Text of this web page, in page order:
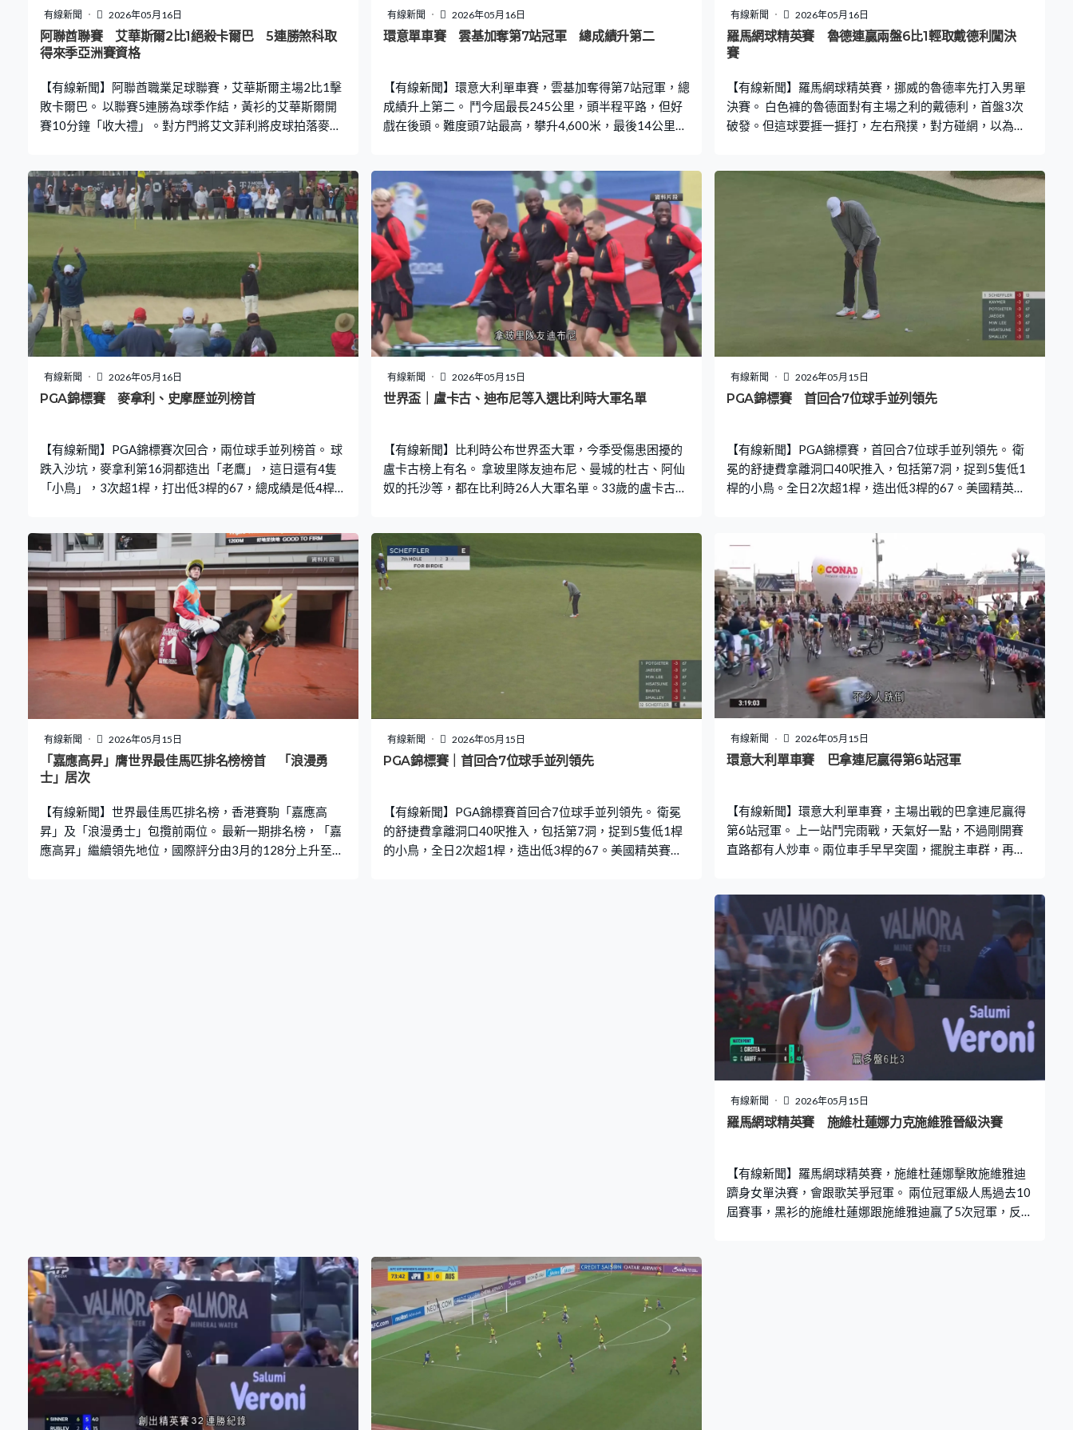
有線新聞 2026年05月16日
阿聯酋聯賽 艾華斯爾2比1絕殺卡爾巴 5連勝煞科取
得來季亞洲賽資格
【有線新聞】阿聯酋職業足球聯賽，艾華斯爾主場2比1擊
敗卡爾巴。 以聯賽5連勝為球季作結，黃衫的艾華斯爾開
賽10分鐘「收大禮」。對方門將艾文菲利將皮球拍落麥素
後的79分鐘，米基爾保查後備落場1分鐘，就為應屆季軍
艾華斯爾建功，贏2比1，取得來季亞洲賽資格。
有線新聞 2026年05月16日
環意單車賽 雲基加奪第7站冠軍 總成績升第二
【有線新聞】環意大利單車賽，雲基加奪得第7站冠軍，總
成績升上第二。 鬥今屆最長245公里，頭半程平路，但好
戲在後頭。難度頭7站最高，攀升4,600米，最後14公里一
先、穿上粉紅衫的艾拉里奧。 冠軍熱門雲基加今屆首次進
攻就無人能敵。倒數4.4公里擺脫柏利沙利，獨自領放。已
贏過兩屆環法、一屆環西總冠軍，只差環意集齊三大滿
貫。 最高達14%坡度繼續上，（雲基加）以13秒優勢贏得
第7站冠軍，總成績升上第二，落後榜首3分17秒。
有線新聞 2026年05月16日
羅馬網球精英賽 魯德連贏兩盤6比1輕取戴德利闖決
賽
【有線新聞】羅馬網球精英賽，挪威的魯德率先打入男單
決賽。 白色褲的魯德面對有主場之利的戴德利，首盤3次
破發。但這球要捱一捱打，左右飛撲，對方碰網，以為是
首盤大勝6比1。 戴德利16強反勝施維列夫，8強鬥足三
盤、打到當地凌晨2時擊敗祖達，再次苦戰無逆轉勝。魯德
第二盤做出3次破發，贏多盤6比1。過去3次四強止步，終
於跨過這關。 另一場四強未分出勝負，黑衫的贊歷冼拿先
贏6比2，被麥維迪夫以7比5追平。第三盤網前正面交鋒，
冼拿拉開到4比2。羅馬再度落大雨，要翌日再戰。
有線新聞 2026年05月16日
PGA錦標賽 麥拿利、史摩歷並列榜首
【有線新聞】PGA錦標賽次回合，兩位球手並列榜首。 球
跌入沙坑，麥拿利第16洞都造出「老鷹」，這日還有4隻
「小鳥」，3次超1桿，打出低3桿的67，總成績是低4桿的
超1桿，從榜首跌至並列第9。
有線新聞 2026年05月15日
世界盃｜盧卡古、迪布尼等入選比利時大軍名單
【有線新聞】比利時公布世界盃大軍，今季受傷患困擾的
盧卡古榜上有名。 拿玻里隊友迪布尼、曼城的杜古、阿仙
奴的托沙等，都在比利時26人大軍名單。33歲的盧卡古今
態。比利時跟埃及、伊朗、紐西蘭同處G組，被視為出線
熱門。
有線新聞 2026年05月15日
PGA錦標賽 首回合7位球手並列領先
【有線新聞】PGA錦標賽，首回合7位球手並列領先。 衛
冕的舒捷費拿離洞口40呎推入，包括第7洞，捉到5隻低1
桿的小鳥。全日2次超1桿，造出低3桿的67。美國精英賽
桿，以低兩桿並列第8。
有線新聞 2026年05月15日
「嘉應高昇」膺世界最佳馬匹排名榜榜首 「浪漫勇
士」居次
【有線新聞】世界最佳馬匹排名榜，香港賽駒「嘉應高
昇」及「浪漫勇士」包攬前兩位。 最新一期排名榜，「嘉
應高昇」繼續領先地位，國際評分由3月的128分上升至
有線新聞 2026年05月15日
PGA錦標賽｜首回合7位球手並列領先
【有線新聞】PGA錦標賽首回合7位球手並列領先。 衛冕
的舒捷費拿離洞口40呎推入，包括第7洞，捉到5隻低1桿
的小鳥，全日2次超1桿，造出低3桿的67。美國精英賽之
有線新聞 2026年05月15日
環意大利單車賽 巴拿連尼贏得第6站冠軍
【有線新聞】環意大利單車賽，主場出戰的巴拿連尼贏得
第6站冠軍。 上一站鬥完雨戰，天氣好一點，不過剛開賽
直路都有人炒車。兩位車手早早突圍，擺脫主車群，再多
要退出。142公里路程，剩37公里，主車群終於追上突圍
車手，爭取前列位置，準備最後衝刺。最後幾百米，下過
雨後濕滑的方形石板路大幅增添難度，又又又炒車。後面
來不及急煞，不少人跣倒，擋住大半條賽道，只有2位車手
倖免。原本負責開路帶衝藍色頭盔的巴拿連尼結果自己
上，低頭咬實牙關，始終守在史杜雲前面，首奪環意分站
冠軍，今屆第一位意大利車手揚威主場。
有線新聞 2026年05月15日
羅馬網球精英賽 施維杜蓮娜力克施維雅晉級決賽
【有線新聞】羅馬網球精英賽，施維杜蓮娜擊敗施維雅迪
躋身女單決賽，會跟歌芙爭冠軍。 兩位冠軍級人馬過去10
屆賽事，黑衫的施維杜蓮娜跟施維雅迪贏了5次冠軍，反手